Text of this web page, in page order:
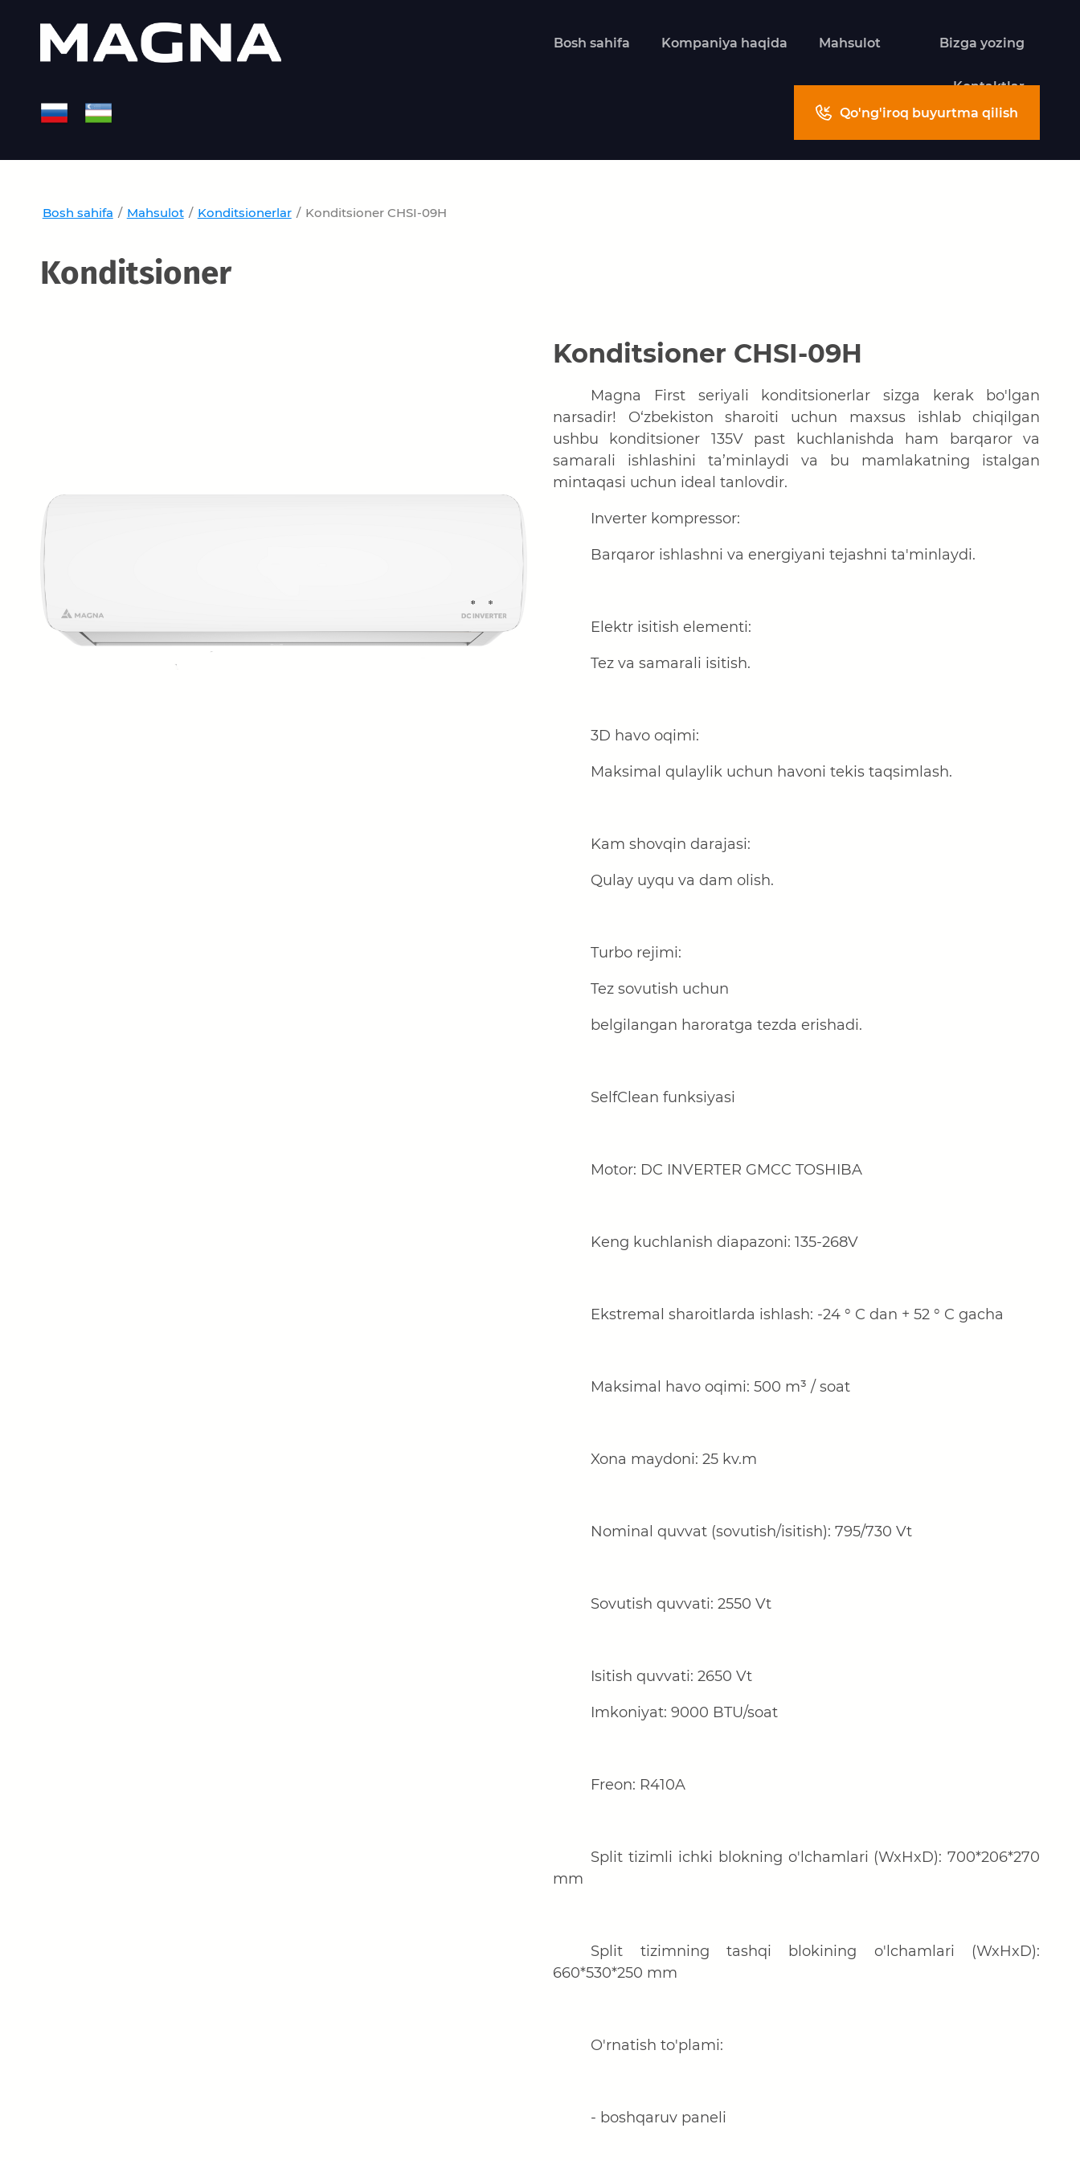
Bosh sahifa Kompaniya haqida Mahsulot Bizga yozing
Kontaktlar
Qo'ng'iroq buyurtma qilish
Bosh sahifa / Mahsulot / Konditsionerlar / Konditsioner CHSI-09H
Konditsioner
Konditsioner CHSI-09H
Magna First seriyali konditsionerlar sizga kerak bo'lgan
narsadir! O‘zbekiston sharoiti uchun maxsus ishlab chiqilgan
ushbu konditsioner 135V past kuchlanishda ham barqaror va
samarali ishlashini ta’minlaydi va bu mamlakatning istalgan
mintaqasi uchun ideal tanlovdir.
Inverter kompressor:
Barqaror ishlashni va energiyani tejashni ta'minlaydi.
Elektr isitish elementi:
Tez va samarali isitish.
3D havo oqimi:
Maksimal qulaylik uchun havoni tekis taqsimlash.
Kam shovqin darajasi:
Qulay uyqu va dam olish.
Turbo rejimi:
Tez sovutish uchun
belgilangan haroratga tezda erishadi.
SelfClean funksiyasi
Motor: DC INVERTER GMCC TOSHIBA
Keng kuchlanish diapazoni: 135-268V
Ekstremal sharoitlarda ishlash: -24 ° C dan +52 ° C gacha
Maksimal havo oqimi: 500 m³ / soat
Xona maydoni:25 kv.m
Nominal quvvat (sovutish/isitish):795/730 Vt
Sovutish quvvati:2550 Vt
Isitish quvvati:2650 Vt
Imkoniyat:9000 BTU/soat
Freon: R410A
Split tizimli ichki blokning o'lchamlari (WxHxD):700*206*270
mm
Split tizimning tashqi blokining o'lchamlari (WxHxD):
660*530*250 mm
O'rnatish to'plami:
- boshqaruv paneli